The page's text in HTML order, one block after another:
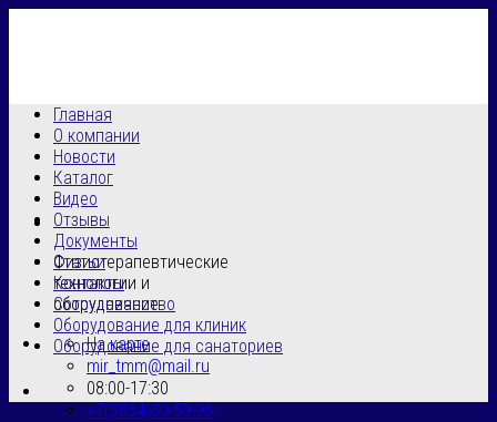
Физиотерапевтические
технологии и
оборудование
На карте
mir_tmm@mail.ru
08:00-17:30
+7(3854)30-59-96
Главная
О компании
Новости
Каталог
Видео
Отзывы
Документы
Статьи
Контакты
Сотрудничество
Оборудование для клиник
Оборудование для санаториев